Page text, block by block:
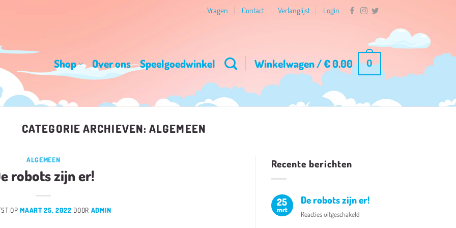
Vragen Contact Verlanglijst Login
Shop Over ons Speelgoedwinkel Winkelwagen /€0.00 0
CATEGORIE ARCHIEVEN:ALGEMEEN
ALGEMEEN
robots zijn er!
OPMAART 25, 2022 DOOR ADMIN
Recente berichten
25
mrt
De robots zijn er!
Reacties uitgeschakeldvoor